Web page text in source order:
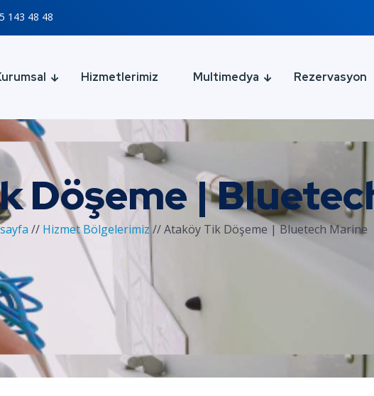
143 48 48
Hizmetlerimiz Multimedya Rezervasyon
Döşeme |
// Hizmet Bölgelerimiz //Ataköy Tik Döşeme | Bluetech Marine